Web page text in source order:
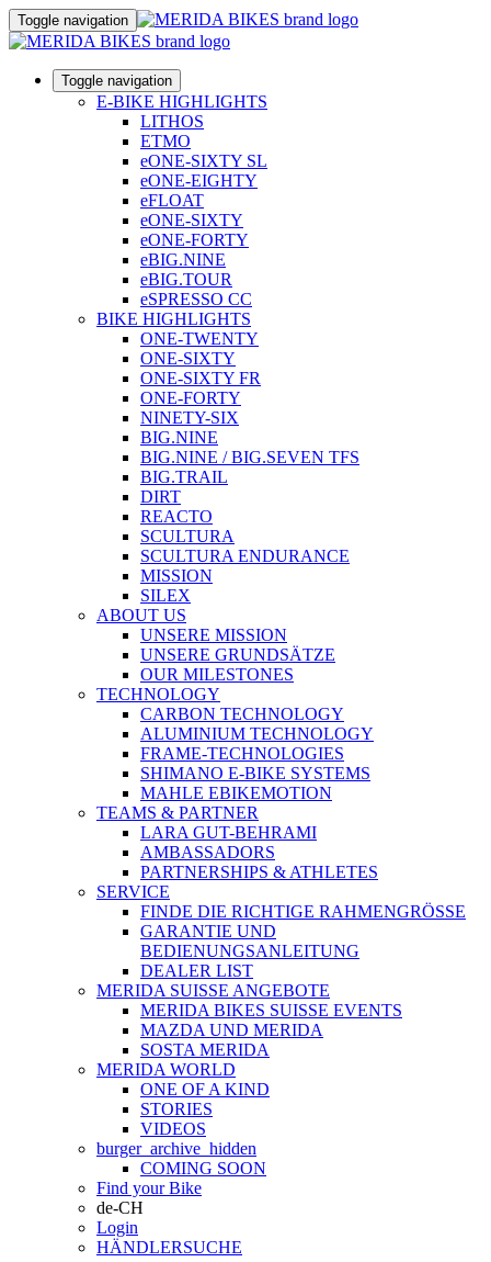
Toggle navigation
Toggle navigation
E-BIKE HIGHLIGHTS
LITHOS
ETMO
eONE-SIXTY SL
eONE-EIGHTY
eFLOAT
eONE-SIXTY
eONE-FORTY
eBIG.NINE
eBIG.TOUR
eSPRESSO CC
BIKE HIGHLIGHTS
ONE-TWENTY
ONE-SIXTY
ONE-SIXTY FR
ONE-FORTY
NINETY-SIX
BIG.NINE
BIG.NINE / BIG.SEVEN TFS
BIG.TRAIL
DIRT
REACTO
SCULTURA
SCULTURA ENDURANCE
MISSION
SILEX
ABOUT US
UNSERE MISSION
UNSERE GRUNDSÄTZE
OUR MILESTONES
TECHNOLOGY
CARBON TECHNOLOGY
ALUMINIUM TECHNOLOGY
FRAME-TECHNOLOGIES
SHIMANO E-BIKE SYSTEMS
MAHLE EBIKEMOTION
TEAMS & PARTNER
LARA GUT-BEHRAMI
AMBASSADORS
PARTNERSHIPS & ATHLETES
SERVICE
FINDE DIE RICHTIGE RAHMENGRÖSSE
GARANTIE UND
BEDIENUNGSANLEITUNG
DEALER LIST
MERIDA SUISSE ANGEBOTE
MERIDA BIKES SUISSE EVENTS
MAZDA UND MERIDA
SOSTA MERIDA
MERIDA WORLD
ONE OF A KIND
STORIES
VIDEOS
burger_archive_hidden
COMING SOON
Find your Bike
de-CH
Login
HÄNDLERSUCHE